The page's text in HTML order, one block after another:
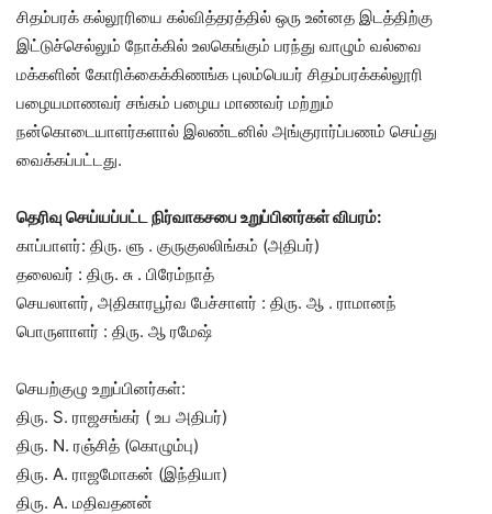
சிதம்பரக் கல்லூரியை கல்வித்தரத்தில் ஒரு உன்னத இடத்திற்கு
இட்டுச்செல்லும் நோக்கில் உலகெங்கும் பரந்து வாழும் வல்வை
மக்களின் கோரிக்கைக்கிணங்க புலம்பெயர் சிதம்பரக்கல்லூரி
பழையமாணவர் சங்கம் பழைய மாணவர் மற்றும்
நன்கொடையாளர்களால் இலண்டனில் அங்குரார்ப்பணம் செய்து
வைக்கப்பட்டது.
தெரிவு செய்யப்பட்ட நிர்வாகசபை உறுப்பினர்கள் விபரம்:
காப்பாளர்: திரு. ளு . குருகுலலிங்கம் (அதிபர்)
தலைவர் : திரு. சு . பிரேம்நாத்
செயலாளர், அதிகாரபூர்வ பேச்சாளர் : திரு. ஆ . ராமானந்
பொருளாளர் : திரு. ஆ ரமேஷ்
செயற்குழு உறுப்பினர்கள்:
திரு. S. ராஜசங்கர் ( உப அதிபர்)
திரு. N. ரஞ்சித் (கொழும்பு)
திரு. A. ராஜமோகன் (இந்தியா)
திரு. A. மதிவதனன்